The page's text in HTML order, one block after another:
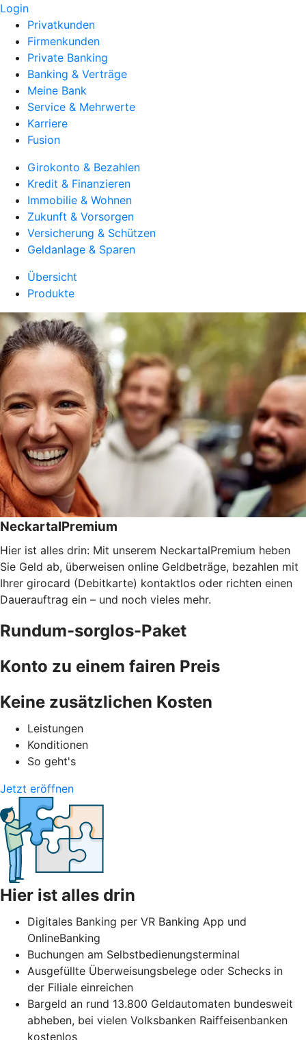
Login
Privatkunden
Firmenkunden
Private Banking
Banking & Verträge
Meine Bank
Service & Mehrwerte
Karriere
Fusion
Girokonto & Bezahlen
Kredit & Finanzieren
Immobilie & Wohnen
Zukunft & Vorsorgen
Versicherung & Schützen
Geldanlage & Sparen
Übersicht
Produkte
NeckartalPremium
Hier ist alles drin: Mit unserem NeckartalPremium heben
Sie Geld ab, überweisen online Geldbeträge, bezahlen mit
Ihrer girocard (Debitkarte) kontaktlos oder richten einen
Dauerauftrag ein – und noch vieles mehr.
Rundum-sorglos-Paket
Konto zu einem fairen Preis
Keine zusätzlichen Kosten
Leistungen
Konditionen
So geht's
Jetzt eröffnen
Hier ist alles drin
Digitales Banking per VR Banking App und
OnlineBanking
Buchungen am Selbstbedienungsterminal
Ausgefüllte Überweisungsbelege oder Schecks in
der Filiale einreichen
Bargeld an rund 13.800 Geldautomaten bundesweit
abheben, bei vielen Volksbanken Raiffeisenbanken
kostenlos